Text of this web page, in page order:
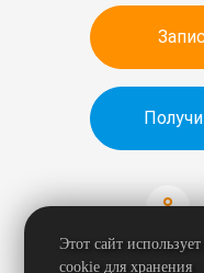
Этот сайт
cookie для хранения